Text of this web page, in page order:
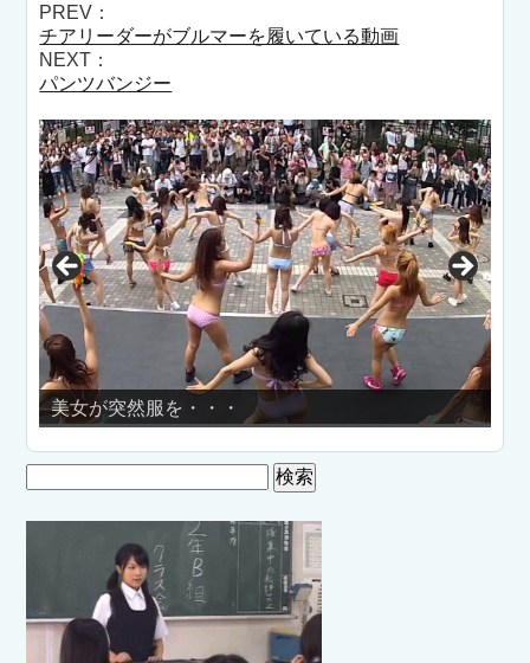
PREV：
チアリーダーがブルマーを履いている動画
NEXT：
パンツバンジー
美女が突然服を・・・
索: